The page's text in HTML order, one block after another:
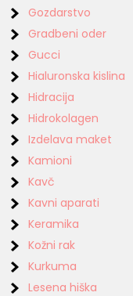
Gozdarstvo
Gradbeni oder
Gucci
Hialuronska kislina
Hidracija
Hidrokolagen
Izdelava maket
Kamioni
Kavč
Kavni aparati
Keramika
Kožni rak
Kurkuma
Lesena hiška